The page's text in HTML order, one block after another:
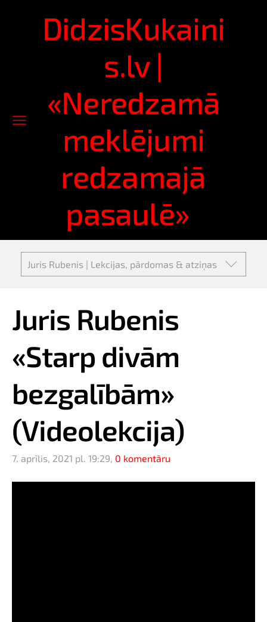
DidzisKukaini
s.lv |
«Neredzamā
meklējumi
redzamajā
pasaulē»
Juris Rubenis | Lekcijas, pārdomas & atziņas
Juris Rubenis
«Starp divām
bezgalībām»
(Videolekcija)
7. aprīlis, 2021 pl. 19:29, 0 komentāru